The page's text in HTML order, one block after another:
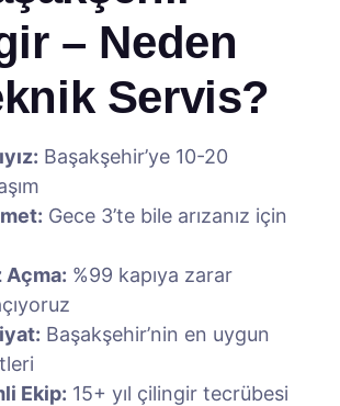
– Neden
Servis?
Başakşehir’ye 10-20
Gece 3’te bile arızanız için
Açma: %99 kapıya zarar
Başakşehir’nin en uygun
Ekip: 15+ yıl çilingir tecrübesi